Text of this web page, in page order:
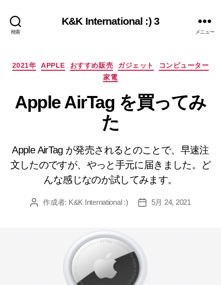
検索
K&K International :) 3
メニュー
カ
テ
リ
ー
2021年 APPLE おすすめ販売 ガジェット
コンピューター
家電
Apple AirTag を買ってみ
た
Apple AirTag が発売されるとのことで、早速注
文したのですが、やっと手元に届きました。ど
んな感じなのか試してみます。
投 作成者: K&K International :)
投
5月 24, 2021